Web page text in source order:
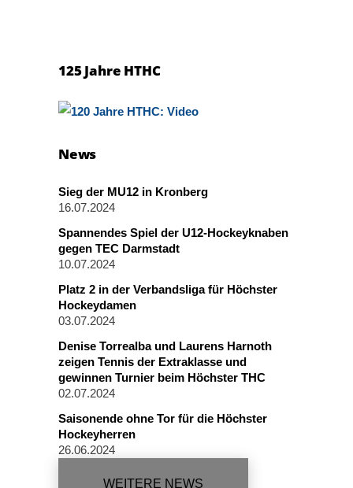
125 Jahre HTHC
News
Sieg der MU12 in Kronberg
16.07.2024
Spannendes Spiel der U12-Hockeyknaben
gegen TEC Darmstadt
10.07.2024
Platz 2 in der Verbandsliga für Höchster
Hockeydamen
03.07.2024
Denise Torrealba und Laurens Harnoth
zeigen Tennis der Extraklasse und
gewinnen Turnier beim Höchster THC
02.07.2024
Saisonende ohne Tor für die Höchster
Hockeyherren
26.06.2024
WEITERE NEWS